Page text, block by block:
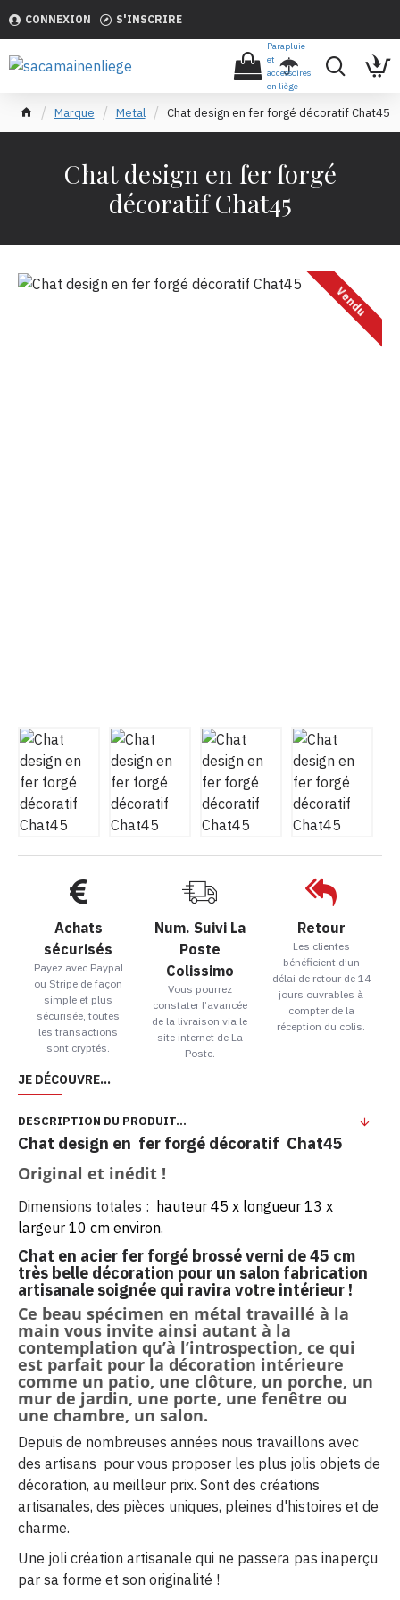
CONNEXION S'INSCRIRE
Parapluie
et
accessoires
en liège
Marque Metal Chat design en fer forgé décoratif Chat45
Chat design en fer forgé
décoratif Chat45
Vendu
Achats
sécurisés
Payez avec Paypal
ou Stripe de façon
simple et plus
sécurisée, toutes
les transactions
sont cryptés.
Num. Suivi La
Poste
Colissimo
Vous pourrez
constater l’avancée
de la livraison via le
site internet de La
Poste.
Retour
Les clientes
bénéficient d’un
délai de retour de 14
jours ouvrables à
compter de la
réception du colis.
JE DÉCOUVRE...
DESCRIPTION DU PRODUIT...
Chat design en fer forgé décoratif Chat45
Original et inédit !
Dimensions totales : hauteur 45 x longueur 13 x
largeur 10 cm environ.
Chat en acier fer forgé brossé verni de45 cm
très belle décoration pour un salon fabrication
artisanale soignée qui ravira votre intérieur !
Ce beau spécimen en métal travaillé à la
main vous invite ainsi autant à la
contemplation qu’à l’introspection, ce qui
est parfait pour la décoration intérieure
comme un patio, une clôture, un porche, un
mur de jardin, une porte, une fenêtre ou
une chambre, un salon.
Depuis de nombreuses années nous travaillons avec
des artisans pour vous proposer les plus jolis objets de
décoration, au meilleur prix. Sont des créations
artisanales, des pièces uniques, pleines d'histoires et de
charme.
Une joli création artisanale qui ne passera pas inaperçu
par sa forme et son originalité !